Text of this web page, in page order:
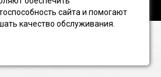
кабельная компания, 2016 ©
сайта и помогают
качество обслуживания.